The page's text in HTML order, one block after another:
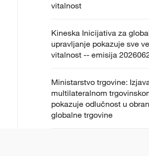
vitalnost
Kineska Inicijativa za
upravljanje pokazuje sve
vitalnost -- emisija
Ministarstvo trgovine:
multilateralnom
pokazuje odlučnost u
globalne trgovine